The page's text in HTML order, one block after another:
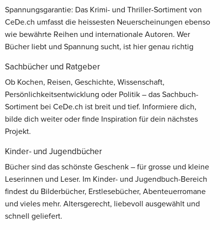
Spannungsgarantie: Das Krimi- und Thriller-Sortiment von
CeDe.ch umfasst die heissesten Neuerscheinungen ebenso
wie bewährte Reihen und internationale Autoren. Wer
Bücher liebt und Spannung sucht, ist hier genau richtig
Sachbücher und Ratgeber
Ob Kochen, Reisen, Geschichte, Wissenschaft,
Persönlichkeitsentwicklung oder Politik – das Sachbuch-
Sortiment bei CeDe.ch ist breit und tief. Informiere dich,
bilde dich weiter oder finde Inspiration für dein nächstes
Projekt.
Kinder- und Jugendbücher
Bücher sind das schönste Geschenk – für grosse und kleine
Leserinnen und Leser. Im Kinder- und Jugendbuch-Bereich
findest du Bilderbücher, Erstlesebücher, Abenteuerromane
und vieles mehr. Altersgerecht, liebevoll ausgewählt und
schnell geliefert.